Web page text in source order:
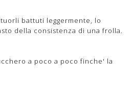
battuti leggermente, lo
della consistenza di una frolla.
a poco a poco finche' la